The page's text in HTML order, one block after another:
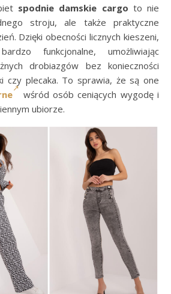
spodnie damskie cargo to nie
stroju, ale także praktyczne
Dzięki obecności licznych kieszeni,
funkcjonalne, umożliwiając
drobiazgów bez konieczności
czy plecaka. To sprawia, że są one
wśród osób ceniących wygodę i
ubiorze.